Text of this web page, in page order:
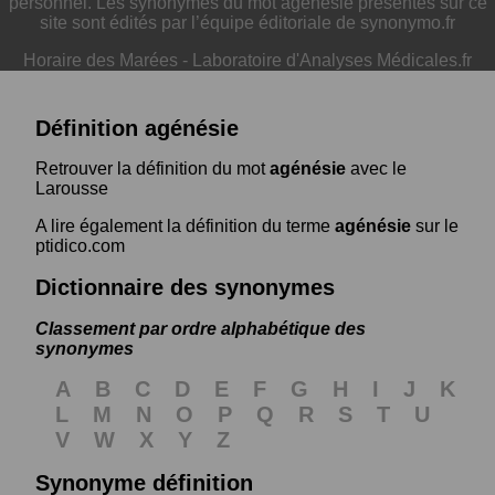
site sont édités par l’équipe éditoriale de synonymo.fr
Horaire des Marées - Laboratoire d'Analyses Médicales.fr
Définition agénésie
Retrouver la définition du motagénésie avec le
Larousse
A lire également la définition du terme agénésie sur le
ptidico.com
Dictionnaire des synonymes
Classement par ordre alphabétique des
synonymes
A B C D E F G H I J
K
L
M N O P Q R S T
U
V
W X Y
Z
Synonyme définition